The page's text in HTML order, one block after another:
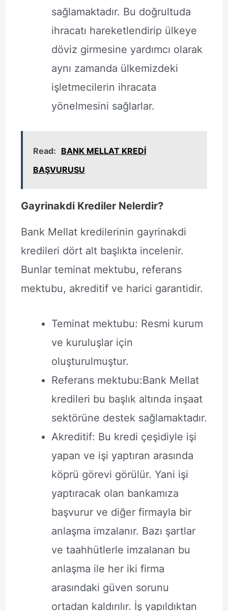
sağlamaktadır. Bu doğrultuda
ihracatı hareketlendirip ülkeye
döviz girmesine yardımcı olarak
aynı zamanda ülkemizdeki
işletmecilerin ihracata
yönelmesini sağlarlar.
Read: BANK MELLAT KREDİ
BAŞVURUSU
Gayrinakdi Krediler Nelerdir?
Bank Mellat kredilerinin gayrinakdi
kredileri dört alt başlıkta incelenir.
Bunlar teminat mektubu, referans
mektubu, akreditif ve harici garantidir.
Teminat mektubu: Resmi kurum
ve kuruluşlar için
oluşturulmuştur.
Referans mektubu:Bank Mellat
kredileri bu başlık altında inşaat
sektörüne destek sağlamaktadır.
Akreditif: Bu kredi çeşidiyle işi
yapan ve işi yaptıran arasında
köprü görevi görülür. Yani işi
yaptıracak olan bankamıza
başvurur ve diğer firmayla bir
anlaşma imzalanır. Bazı şartlar
ve taahhütlerle imzalanan bu
anlaşma ile her iki firma
arasındaki güven sorunu
ortadan kaldırılır. İş yapıldıktan